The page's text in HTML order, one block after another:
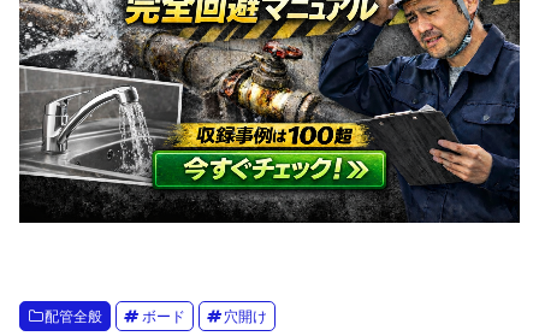
配管全般 ボード 穴開け